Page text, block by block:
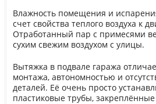
Влажность помещения и
счет свойства теплого воздуха к
Отработанный пар с примесями
сухим свежим воздухом с улицы.
Вытяжка в подвале гаража
монтажа, автономностью и
деталей. Её очень просто
пластиковые трубы,